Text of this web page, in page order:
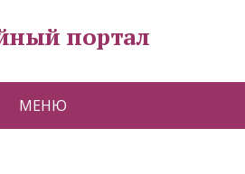
портал
МЕНЮ